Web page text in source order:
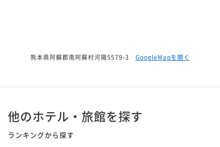
熊本県阿蘇郡南阿蘇村河陽5579-3 GoogleMapを開く
他のホテル・旅館を探す
ランキングから探す